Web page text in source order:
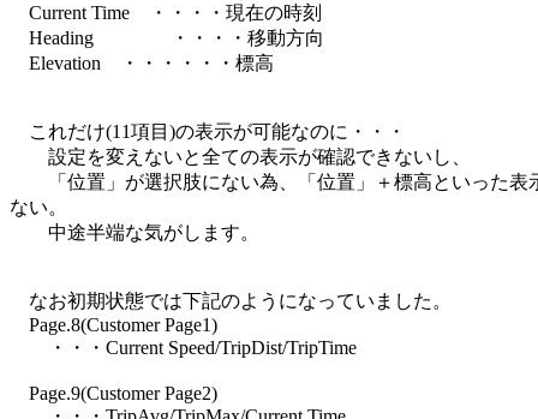
Current Time ・・・・現在の時刻
Heading ・・・・移動方向
Elevation ・・・・・・標高
これだけ(11項目)の表示が可能なのに・・・
設定を変えないと全ての表示が確認できないし、
「位置」が選択肢にない為、「位置」＋標高といった表
ない。
中途半端な気がします。
なお初期状態では下記のようになっていました。
Page.8(Customer Page1)
・・・Current Speed/TripDist/TripTime
Page.9(Customer Page2)